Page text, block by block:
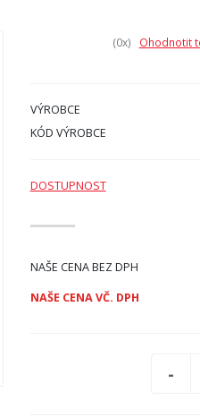
(0x) Ohodnotit
VÝROBCE
KÓD VÝROBCE
DOSTUPNOST
NAŠE CENA BEZ DPH
NAŠE CENA VČ. DPH